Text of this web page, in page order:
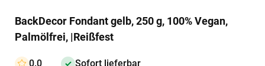
BackDecor Fondant gelb, 250 g, 100% Vegan,
Palmölfrei, |Reißfest
0.0 Sofort lieferbar